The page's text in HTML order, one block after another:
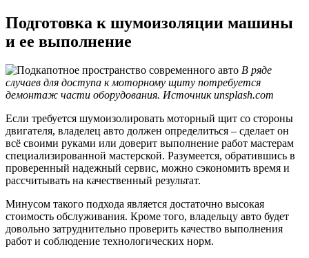
Подготовка к шумоизоляции машины
и ее выполнение
В ряде
случаев для доступа к моторному щиту потребуется
демонтаж части оборудования. Источник unsplash.com
Если требуется шумоизолировать моторный щит со стороны
двигателя, владелец авто должен определиться – сделает он
всё своими руками или доверит выполнение работ мастерам
специализированной мастерской. Разумеется, обратившись в
проверенный надежный сервис, можно сэкономить время и
рассчитывать на качественный результат.
Минусом такого подхода является достаточно высокая
стоимость обслуживания. Кроме того, владельцу авто будет
довольно затруднительно проверить качество выполнения
работ и соблюдение технологических норм.